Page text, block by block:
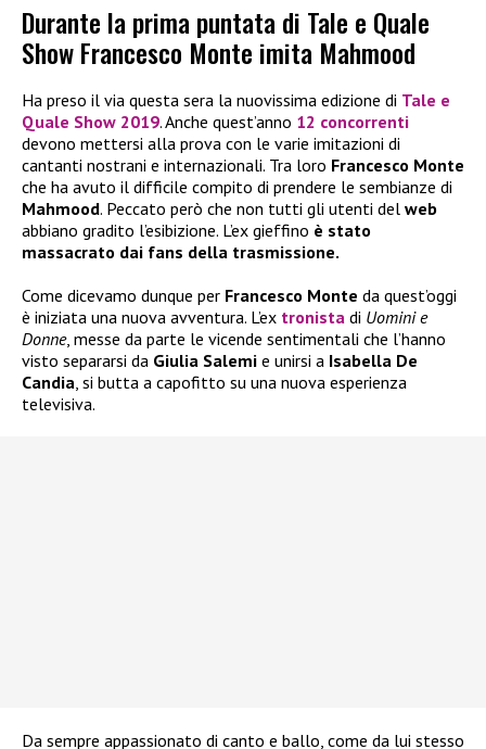
Durante la prima puntata di Tale e Quale
Show Francesco Monte imita Mahmood
Ha preso il via questa sera la nuovissima edizione di Tale e
Quale Show 2019. Anche quest’anno 12 concorrenti
devono mettersi alla prova con le varie imitazioni di
cantanti nostrani e internazionali. Tra loro Francesco Monte
che ha avuto il difficile compito di prendere le sembianze di
Mahmood. Peccato però che non tutti gli utenti del web
abbiano gradito l’esibizione. L’ex gieffino è stato
massacrato dai fans della trasmissione.
Come dicevamo dunque per Francesco Monte da quest’oggi
è iniziata una nuova avventura. L’ex tronista di Uomini e
Donne, messe da parte le vicende sentimentali che l’hanno
visto separarsi da Giulia Salemi e unirsi a Isabella De
Candia , si butta a capofitto su una nuova esperienza
televisiva.
Da sempre appassionato di canto e ballo, come da lui stesso